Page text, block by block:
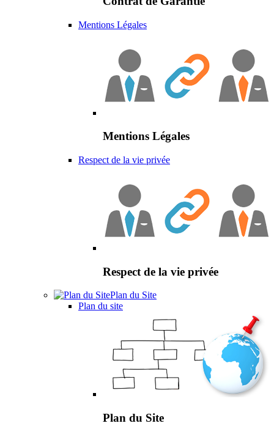
Mentions Légales
Mentions Légales
Respect de la vie privée
Respect de la vie privée
Plan du Site
Plan du site
Plan du Site